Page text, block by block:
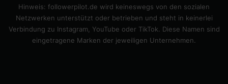
Hinweis: followerpilot.de wird keineswegs von den sozialen
Netzwerken unterstützt oder betrieben und steht in keinerlei
Verbindung zu Instagram, YouTube oder TikTok. Diese Namen sind
eingetragene Marken der jeweiligen Unternehmen.